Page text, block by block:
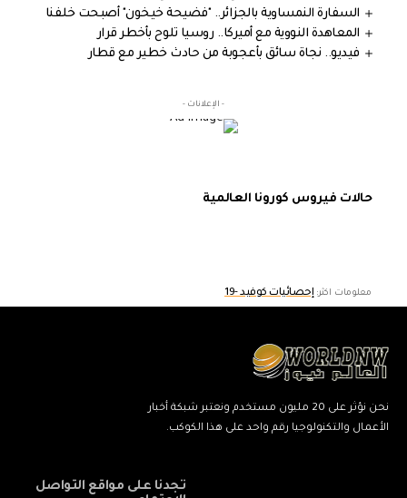
السفارة النمساوية بالجزائر.. "فضيحة خيخون" أصبحت خلفنا
المعاهدة النووية مع أميركا.. روسيا تلوح بأخطر قرار
فيديو.. نجاة سائق بأعجوبة من حادث خطير مع قطار
- الإعلانات -
حالات فيروس كورونا العالمية
معلومات اكثر: إحصائيات كوفيد -19
نحن نؤثر على 20 مليون مستخدم ونعتبر شبكة أخبار
الأعمال والتكنولوجيا رقم واحد على هذا الكوكب.
تجدنا على مواقع التواصل